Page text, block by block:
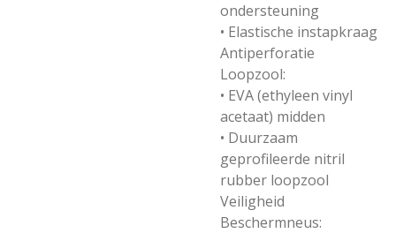
ondersteuning
• Elastische instapkraag
Antiperforatie
Loopzool:
• EVA (ethyleen vinyl
acetaat) midden
• Duurzaam
geprofileerde nitril
rubber loopzool
Veiligheid
Beschermneus: